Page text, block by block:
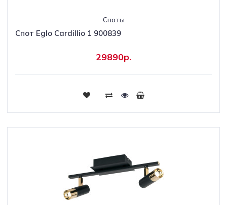
Споты
Спот Eglo Cardillio 1 900839
29890р.